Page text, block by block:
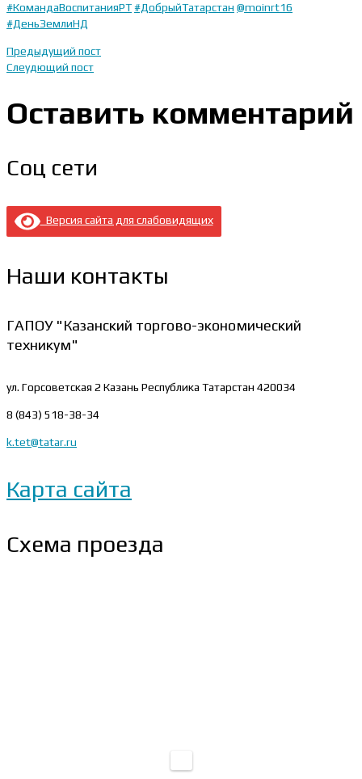
#КомандаВоспитанияРТ#ДобрыйТатарстан @moinrt16
#ДеньЗемлиНД
Предыдущий пост
Слеудющий пост
Оставить комментарий
Соц сети
Версия сайта для слабовидящих
Наши контакты
ГАПОУ "Казанский торгово-экономический
техникум"
ул. Горсоветская 2 Казань Республика Татарстан 420034
8 (843) 518-38-34
k.tet@tatar.ru
Карта сайта
Схема проезда